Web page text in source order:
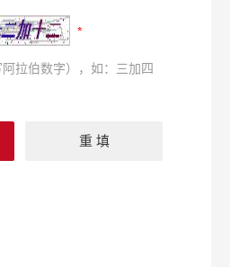
拉伯数字），如：三加四